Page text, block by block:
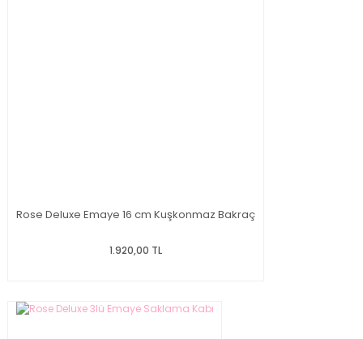
Rose Deluxe Emaye 16 cm Kuşkonmaz Bakraç
1.920,00 TL